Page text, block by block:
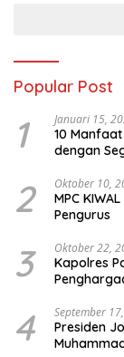
Popular Post
1 Januari 15,
10
dengan
2 Oktober 10,
MPC
Pengurus
3 Oktober 22,
Kapolres
4 September
Presiden